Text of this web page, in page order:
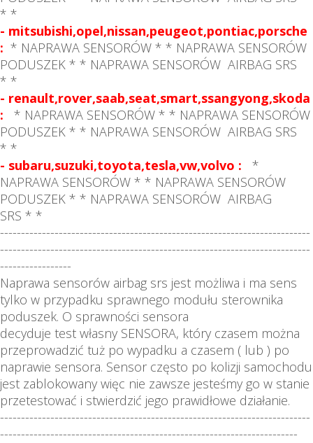
* *
- mitsubishi,opel,nissan,peugeot,pontiac,porsche
: * NAPRAWA SENSORÓW * * NAPRAWA SENSORÓW
PODUSZEK * * NAPRAWA SENSORÓW AIRBAG SRS
* *
- renault,rover,saab,seat,smart,ssangyong,skoda
:
* NAPRAWA SENSORÓW * * NAPRAWA SENSORÓW
PODUSZEK * * NAPRAWA SENSORÓW AIRBAG SRS
* *
- subaru,suzuki,toyota,tesla,vw,volvo :
*
NAPRAWA SENSORÓW * * NAPRAWA SENSORÓW
PODUSZEK * * NAPRAWA SENSORÓW AIRBAG
SRS * *
--------------------------------------------------------------------------
--------------------------------------------------------------------------
-----------------
Naprawa sensorów airbag srs jest możliwa i ma sens
tylko w przypadku sprawnego modułu sterownika
poduszek. O sprawności sensora
decyduje test własny SENSORA, który czasem można
przeprowadzić tuż po wypadku a czasem ( lub ) po
naprawie sensora. Sensor często po kolizji samochodu
jest zablokowany więc nie zawsze jesteśmy go w stanie
przetestować i stwierdzić jego prawidłowe działanie.
--------------------------------------------------------------------------
-----------------------------------------------------------------------